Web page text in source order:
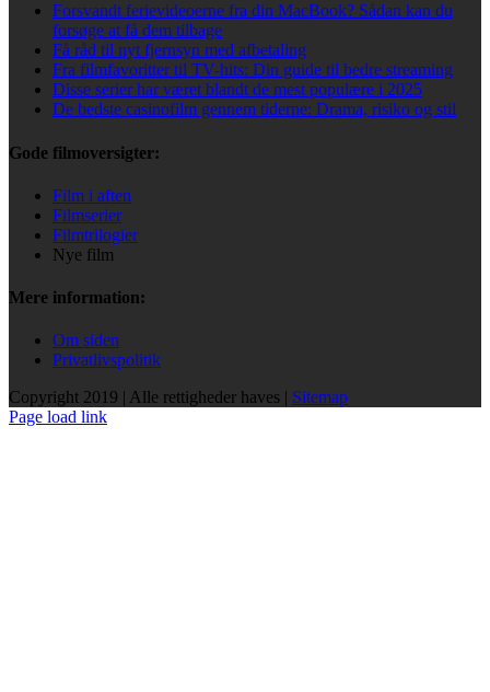
Forsvandt ferievideoerne fra din MacBook? Sådan kan du
forsøge at få dem tilbage
Få råd til nyt fjernsyn med afbetaling
Fra filmfavoritter til TV-hits: Din guide til bedre streaming
Disse serier har været blandt de mest populære i 2025
De bedste casinofilm gennem tiderne: Drama, risiko og stil
Gode filmoversigter:
Film i aften
Filmserier
Filmtrilogier
Nye film
Mere information:
Om siden
Privatlivspolitik
Copyright 2019 | Alle rettigheder haves | Sitemap
Page load link